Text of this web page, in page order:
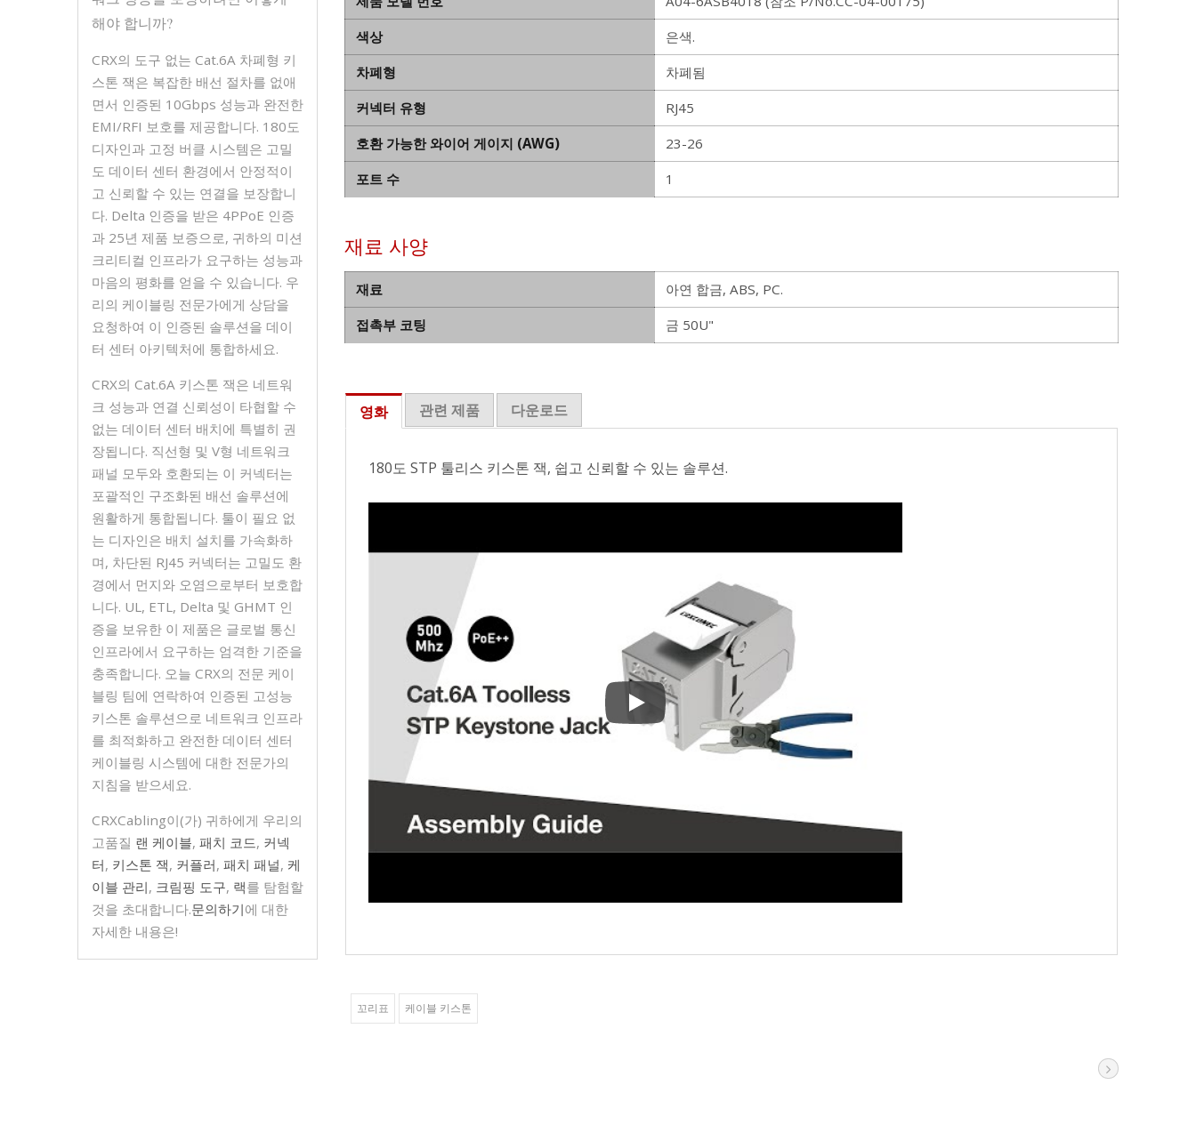
해야 합니까?
CRX의 도구 없는 Cat.6A 차폐형 키
스톤 잭은 복잡한 배선 절차를 없애
면서 인증된 10Gbps 성능과 완전한
EMI/RFI 보호를 제공합니다. 180도
디자인과 고정 버클 시스템은 고밀
도 데이터 센터 환경에서 안정적이
고 신뢰할 수 있는 연결을 보장합니
다. Delta 인증을 받은 4PPoE 인증
과 25년 제품 보증으로, 귀하의 미션
크리티컬 인프라가 요구하는 성능과
마음의 평화를 얻을 수 있습니다. 우
리의 케이블링 전문가에게 상담을
요청하여 이 인증된 솔루션을 데이
터 센터 아키텍처에 통합하세요.
CRX의 Cat.6A 키스톤 잭은 네트워
크 성능과 연결 신뢰성이 타협할 수
없는 데이터 센터 배치에 특별히 권
장됩니다. 직선형 및 V형 네트워크
패널 모두와 호환되는 이 커넥터는
포괄적인 구조화된 배선 솔루션에
원활하게 통합됩니다. 툴이 필요 없
는 디자인은 배치 설치를 가속화하
며, 차단된 RJ45 커넥터는 고밀도 환
경에서 먼지와 오염으로부터 보호합
니다. UL, ETL, Delta 및 GHMT 인
증을 보유한 이 제품은 글로벌 통신
인프라에서 요구하는 엄격한 기준을
충족합니다. 오늘 CRX의 전문 케이
블링 팀에 연락하여 인증된 고성능
키스톤 솔루션으로 네트워크 인프라
를 최적화하고 완전한 데이터 센터
케이블링 시스템에 대한 전문가의
지침을 받으세요.
CRXCabling이(가) 귀하에게 우리의
고품질 랜 케이블, 패치 코드, 커넥
터, 키스톤 잭, 커플러, 패치 패널, 케
이블 관리, 크림핑 도구, 랙를 탐험할
것을 초대합니다.문의하기에 대한
자세한 내용은!
색상
은색.
차폐형
차폐됨
커넥터 유형
RJ45
호환 가능한 와이어 게이지 (AWG)
23-26
포트 수
1
재료 사양
재료
아연 합금, ABS, PC.
접촉부 코팅
금 50U"
영화 관련 제품 다운로드
180도 STP 툴리스 키스톤 잭, 쉽고 신뢰할 수 있는 솔루션.
180도 STP 툴리스 키스톤 잭, 쉽고 신뢰할 수 있는 솔루션.
꼬리표 케이블 키스톤